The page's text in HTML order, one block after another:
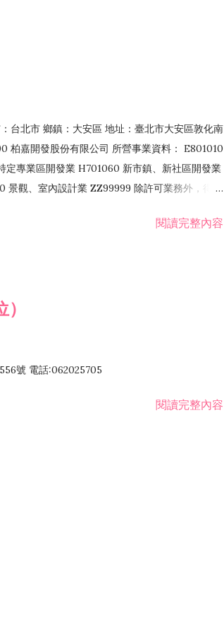
台北市 鄉鎮：大安區 地址：臺北市大安區敦化南
柏嘉開發股份有限公司 所營事業資料： E801010
專業區開發業 H701060 新市鎮、新社區開發業
觀、室內設計業 ZZ99999 除許可業務外，得經
閱讀完整內容
號 電話:062025705
閱讀完整內容